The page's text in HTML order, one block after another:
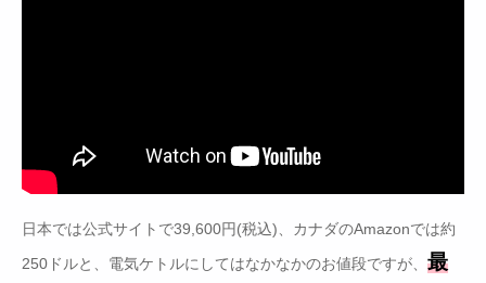
日本では公式サイトで39,600円(税込)、カナダのAmazonでは約
250ドルと、電気ケトルにしてはなかなかのお値段ですが、 最